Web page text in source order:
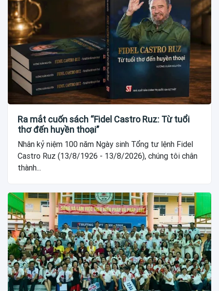
Ra mắt cuốn sách “Fidel Castro Ruz: Từ tuổi
thơ đến huyền thoại”
Nhân kỷ niệm 100 năm Ngày sinh Tổng tư lệnh Fidel
Castro Ruz (13/8/1926 - 13/8/2026), chúng tôi chân
thành...